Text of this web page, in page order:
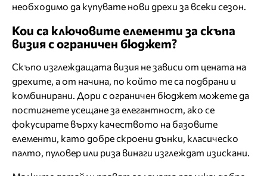
необходимо да купувате нови дрехи за всеки сезон.
Кои са ключовите елементи за скъпа
визия с ограничен бюджет?
Скъпо изглеждащата визия не зависи от цената на
дрехите, а от начина, по който те са подбрани и
комбинирани. Дори с ограничен бюджет можете да
постигнете усещане за елегантност, ако се
фокусирате върху качеството на базовите
елементи, като добре скроени дънки, класическо
палто, пуловер или риза винаги изглеждат изискани.